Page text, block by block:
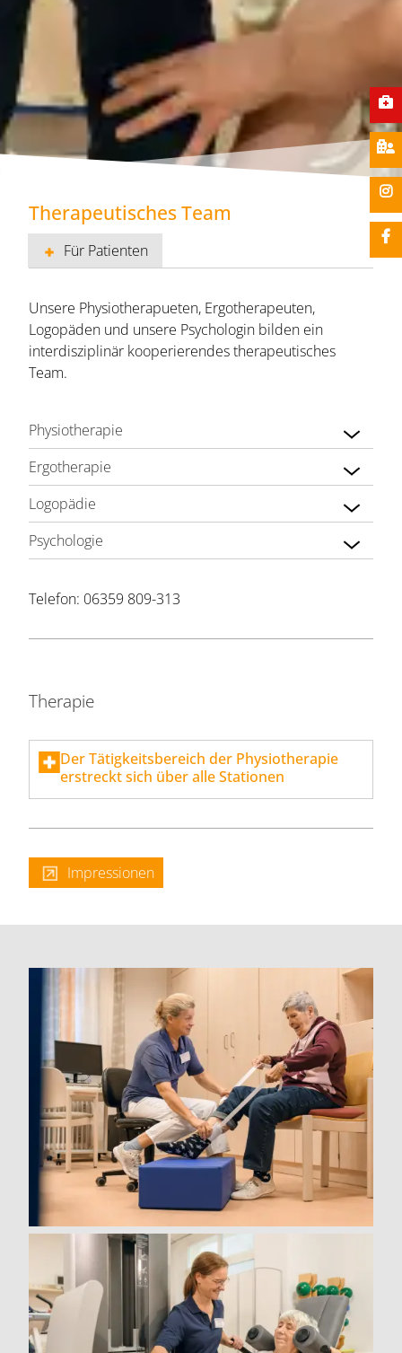
Therapeutisches Team
Für Patienten
Unsere Physiotherapueten, Ergotherapeuten,
Logopäden und unsere Psychologin bilden ein
interdisziplinär kooperierendes therapeutisches
Team.
Physiotherapie
Ergotherapie
Logopädie
Psychologie
Telefon: 06359 809-313
Therapie
Der Tätigkeitsbereich der Physiotherapie
erstreckt sich über alle Stationen
Impressionen